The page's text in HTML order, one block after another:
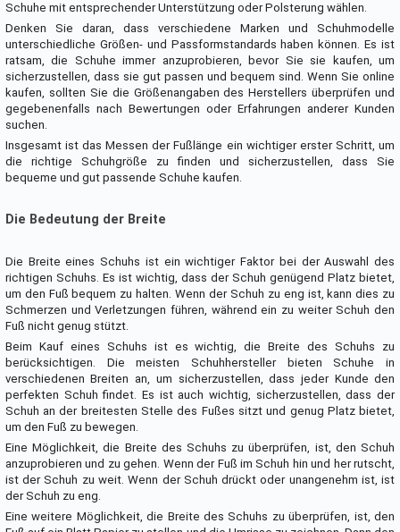
Schuhe mit entsprechender Unterstützung oder Polsterung wählen.
Denken Sie daran, dass verschiedene Marken und Schuhmodelle
unterschiedliche Größen- und Passformstandards haben können. Es ist
ratsam, die Schuhe immer anzuprobieren, bevor Sie sie kaufen, um
sicherzustellen, dass sie gut passen und bequem sind. Wenn Sie online
kaufen, sollten Sie die Größenangaben des Herstellers überprüfen und
gegebenenfalls nach Bewertungen oder Erfahrungen anderer Kunden
suchen.
Insgesamt ist das Messen der Fußlänge ein wichtiger erster Schritt, um
die richtige Schuhgröße zu finden und sicherzustellen, dass Sie
bequeme und gut passende Schuhe kaufen.
Die Bedeutung der Breite
Die Breite eines Schuhs ist ein wichtiger Faktor bei der Auswahl des
richtigen Schuhs. Es ist wichtig, dass der Schuh genügend Platz bietet,
um den Fuß bequem zu halten. Wenn der Schuh zu eng ist, kann dies zu
Schmerzen und Verletzungen führen, während ein zu weiter Schuh den
Fuß nicht genug stützt.
Beim Kauf eines Schuhs ist es wichtig, die Breite des Schuhs zu
berücksichtigen. Die meisten Schuhhersteller bieten Schuhe in
verschiedenen Breiten an, um sicherzustellen, dass jeder Kunde den
perfekten Schuh findet. Es ist auch wichtig, sicherzustellen, dass der
Schuh an der breitesten Stelle des Fußes sitzt und genug Platz bietet,
um den Fuß zu bewegen.
Eine Möglichkeit, die Breite des Schuhs zu überprüfen, ist, den Schuh
anzuprobieren und zu gehen. Wenn der Fuß im Schuh hin und her rutscht,
ist der Schuh zu weit. Wenn der Schuh drückt oder unangenehm ist, ist
der Schuh zu eng.
Eine weitere Möglichkeit, die Breite des Schuhs zu überprüfen, ist, den